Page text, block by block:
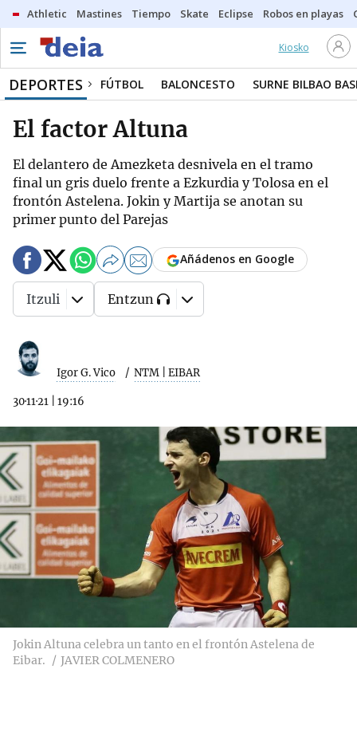
Athletic Mastines Tiempo Skate Eclipse Robos en playas
Kiosko
DEPORTES FÚTBOL BALONCESTO SURNE BILBAO
El factor Altuna
El delantero de Amezketa desnivela en el tramo
final un gris duelo frente a Ezkurdia y Tolosa en el
frontón Astelena. Jokin y Martija se anotan su
primer punto del Parejas
Igor G. Vico NTM | EIBAR
30·11·21 19:16
Añádenos en Google
Itzuli Entzun
Jokin Altuna celebra un tanto en el frontón Astelena de
Eibar.
JAVIER COLMENERO